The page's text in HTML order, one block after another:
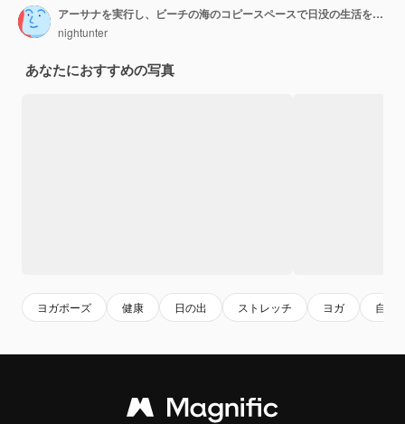
アーサナを実行し、ビーチの海のコピースペースで日没の生活を楽しんでヨガをしているコピースペースの女性
nightunter
あなたにおすすめの写真
ヨガポーズ 健康 日の出 ストレッチ ヨガ 自由